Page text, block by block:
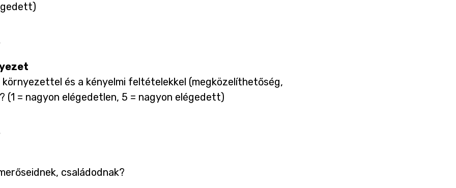
és a kényelmi feltételekkel (megközelíthetőség,
(1 = nagyon elégedetlen, 5 = nagyon elégedett)
családodnak?